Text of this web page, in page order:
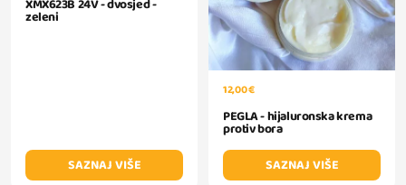
XMX623B 24V - dvosjed -
zeleni
SAZNAJ VIŠE
12,00 €
PEGLA - hijaluronska krema
protiv bora
SAZNAJ VIŠE